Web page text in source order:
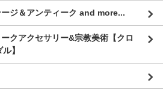
ジ＆アンティーク and more...
クアクセサリー&宗教美術【クロ
】